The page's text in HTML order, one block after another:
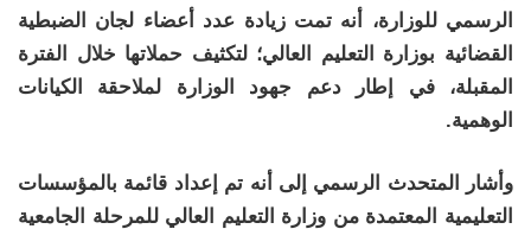
الرسمي للوزارة، أنه تمت زيادة عدد أعضاء لجان الضبطية
القضائية بوزارة التعليم العالي؛ لتكثيف حملاتها خلال الفترة
المقبلة، في إطار دعم جهود الوزارة لملاحقة الكيانات
الوهمية.
وأشار المتحدث الرسمي إلى أنه تم إعداد قائمة بالمؤسسات
التعليمية المعتمدة من وزارة التعليم العالي للمرحلة الجامعية